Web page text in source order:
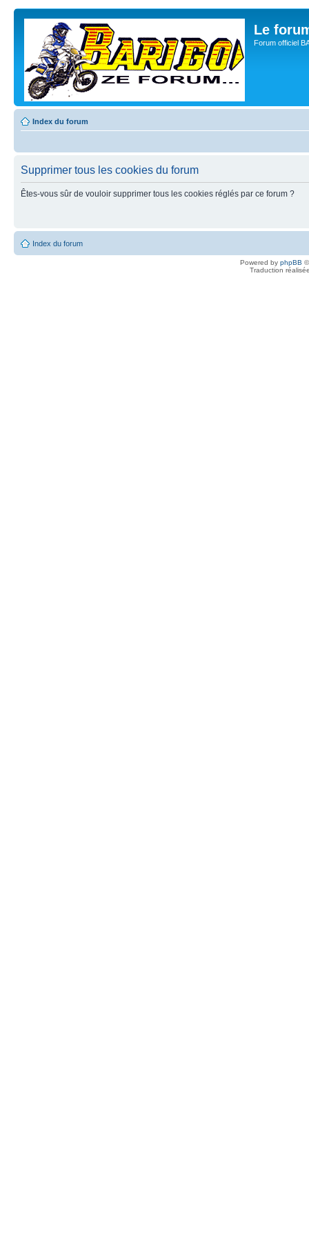
Le
Forum officiel
Index du forum
Supprimer tous les cookies du forum
Êtes-vous sûr de vouloir supprimer tous les cookies réglés par ce forum ?
Index du forum
Powered by phpBB
Traduction